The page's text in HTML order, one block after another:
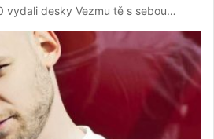
vydali desky Vezmu tě s sebou…